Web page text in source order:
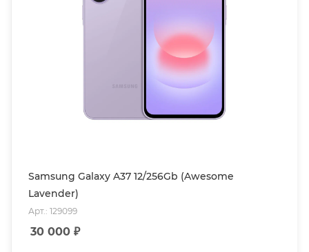
Samsung Galaxy A37 12/256Gb (Awesome
Lavender)
Арт.: 129099
30 000 ₽